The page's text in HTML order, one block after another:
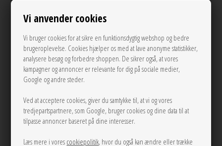
Vi anvender cookies
Vi bruger cookies for at sikre en funktionsdygtig webshop og bedre
brugeroplevelse. Cookies hjælper os med at lave anonyme statistikker,
analysere besøg og forbedre shoppen. De sikrer også, at vores
kampagner og annoncer er relevante for dig på sociale medier,
Google og andre steder.
Ved at acceptere cookies, giver du samtykke til, at vi og vores
tredjepartspartnere, som Google, bruger cookies og dine data til at
tilpasse annoncer baseret på dine interesser.
Læs mere i vores cookiepolitik, hvor du også kan ændre eller trække
XS/S M/L
LÆG I KURVEN